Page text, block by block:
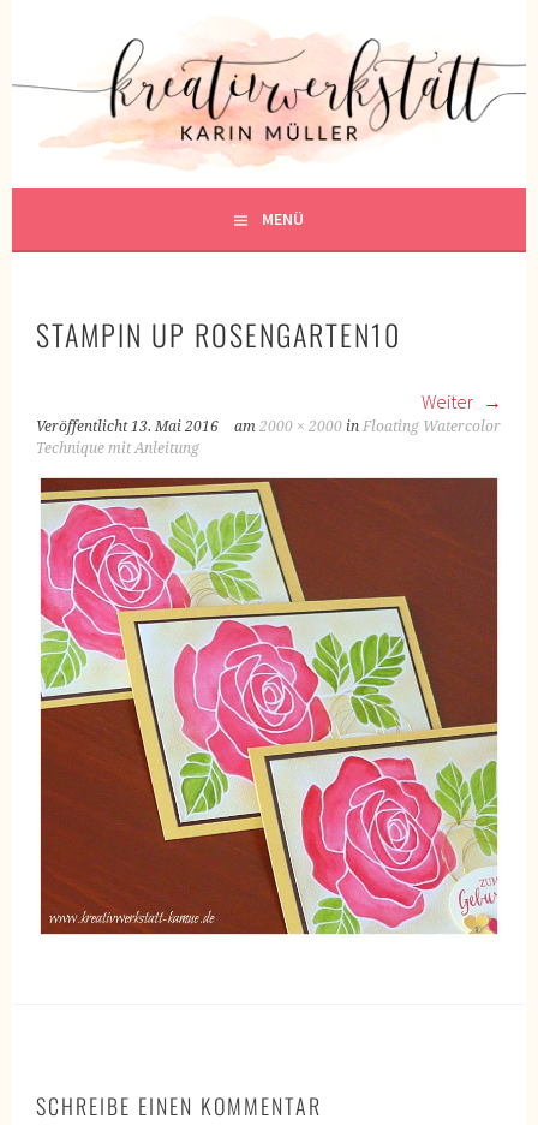
KREATIVWERKSTATT
KREATIV SEIN
MENÜ
STAMPIN UP ROSENGARTEN10
Weiter
Veröffentlicht13. Mai 2016 am2000 × 2000 inFloating Watercolor
Technique mit Anleitung
SCHREIBE EINEN KOMMENTAR